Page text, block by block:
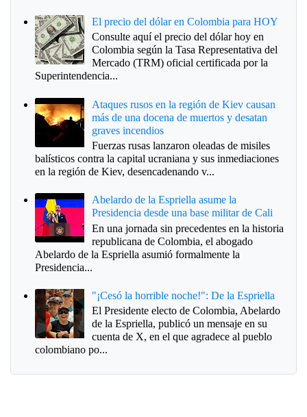
El precio del dólar en Colombia para HOY
Consulte aquí el precio del dólar hoy en
Colombia según la Tasa Representativa del
Mercado (TRM) oficial certificada por la
Superintendencia...
Ataques rusos en la región de Kiev causan
más de una docena de muertos y desatan
graves incendios
Fuerzas rusas lanzaron oleadas de misiles
balísticos contra la capital ucraniana y sus inmediaciones
en la región de Kiev, desencadenando v...
Abelardo de la Espriella asume la
Presidencia desde una base militar de Cali
En una jornada sin precedentes en la historia
republicana de Colombia, el abogado
Abelardo de la Espriella asumió formalmente la
Presidencia...
"¡Cesó la horrible noche!": De la Espriella
El Presidente electo de Colombia, Abelardo
de la Espriella, publicó un mensaje en su
cuenta de X, en el que agradece al pueblo
colombiano po...